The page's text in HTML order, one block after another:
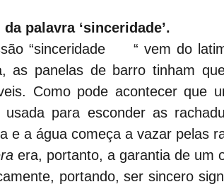
palavra ‘sinceridade’.
“sinceridade     “ vem do
as panelas de barro tinham
Como pode acontecer que
usada para esconder as
e a água começa a vazar pelas
era, portanto, a garantia de um
portando, ser sincero